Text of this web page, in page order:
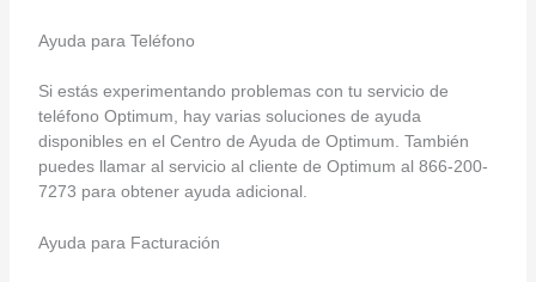
Ayuda para Teléfono
Si estás experimentando problemas con tu servicio de
teléfono Optimum, hay varias soluciones de ayuda
disponibles en el Centro de Ayuda de Optimum. También
puedes llamar al servicio al cliente de Optimum al 866-200-
7273 para obtener ayuda adicional.
Ayuda para Facturación